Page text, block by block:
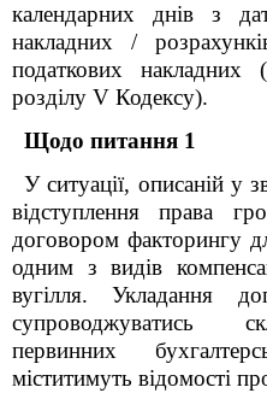
календарних днів з
накладних /
податкових накладних
розділу V Кодексу).
Щодо питання 1
У ситуації, описаній у
відступлення права
договором факторингу
одним з видів
вугілля. Укладання
супроводжуватись
первинних
міститимуть відомості